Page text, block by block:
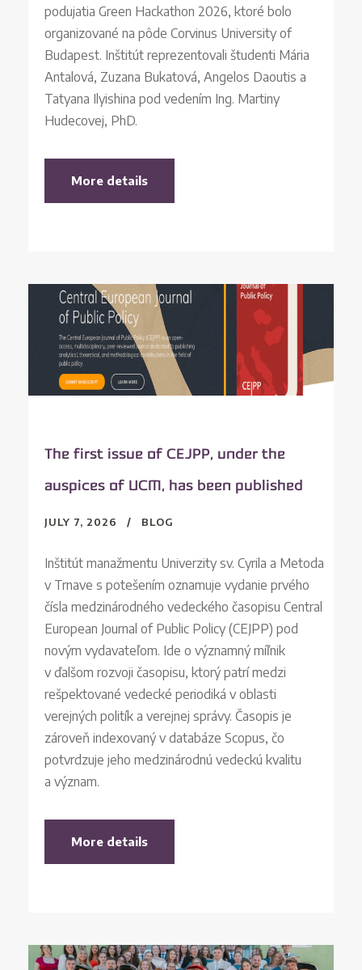
podujatia Green Hackathon 2026, ktoré bolo
organizované na pôde Corvinus University of
Budapest. Inštitút reprezentovali študenti Mária
Antalová, Zuzana Bukatová, Angelos Daoutis a
Tatyana Ilyishina pod vedením Ing. Martiny
Hudecovej, PhD.
More details
The first issue of CEJPP, under the
auspices of UCM, has been published
JULY 7, 2026 BLOG
Inštitút manažmentu Univerzity sv. Cyrila a Metoda
v Trnave s potešením oznamuje vydanie prvého
čísla medzinárodného vedeckého časopisu Central
European Journal of Public Policy (CEJPP) pod
novým vydavateľom. Ide o významný míľnik
v ďalšom rozvoji časopisu, ktorý patrí medzi
rešpektované vedecké periodiká v oblasti
verejných politík a verejnej správy. Časopis je
zároveň indexovaný v databáze Scopus, čo
potvrdzuje jeho medzinárodnú vedeckú kvalitu
a význam.
More details